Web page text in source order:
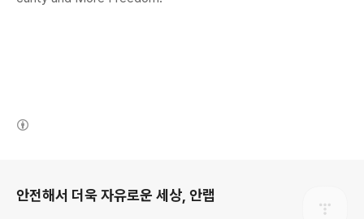
안전해서 더욱 자유로운 세상, 안랩